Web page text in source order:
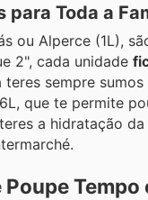
para Toda a
ou Alperce (1L),
2", cada unidade
teres sempre
que te permite
a hidratação
Tempo